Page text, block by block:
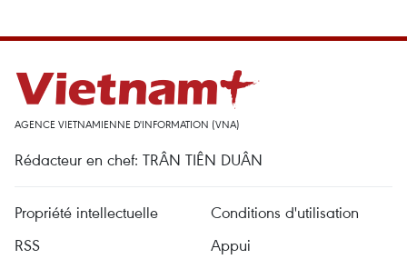
AGENCE VIETNAMIENNE D'INFORMATION (VNA)
Rédacteur en chef: TRÂN TIÊN DUÂN
Propriété intellectuelle
Conditions d'utilisation
RSS
Appui